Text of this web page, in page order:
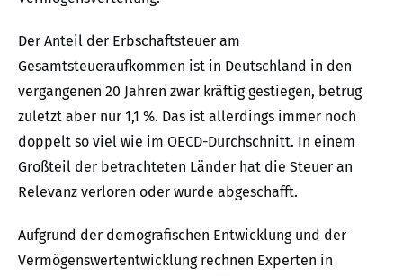
Der Anteil der Erbschaftsteuer am
Gesamtsteueraufkommen ist in Deutschland in den
vergangenen 20 Jahren zwar kräftig gestiegen, betrug
zuletzt aber nur 1,1 %. Das ist allerdings immer noch
doppelt so viel wie im OECD-Durchschnitt. In einem
Großteil der betrachteten Länder hat die Steuer an
Relevanz verloren oder wurde abgeschafft.
Aufgrund der demografischen Entwicklung und der
Vermögenswertentwicklung rechnen Experten in